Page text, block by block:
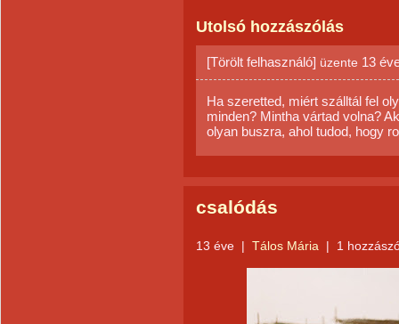
Utolsó hozzászólás
[Törölt felhasználó] üzente 13
Ha szeretted, miért szálltál fel
minden? Mintha vártad volna?
olyan buszra, ahol tudod, hogy
csalódás
13 éve | Tálos Mária | 1